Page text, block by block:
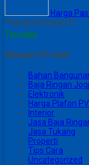
Harga
*Harga Hubungi CS
Tersedia
Kategori Produk
Bahan
Baja Ringan
Elektronik
Harga Plafon
Interior
Jasa Baja
Jasa Tukang
Properti
Tips Cara
Uncategorized